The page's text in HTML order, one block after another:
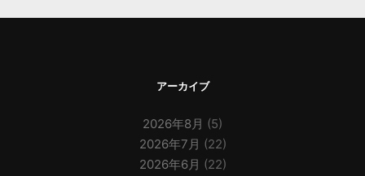
アーカイブ
2026年8月 (5)
2026年7月 (22)
2026年6月 (22)